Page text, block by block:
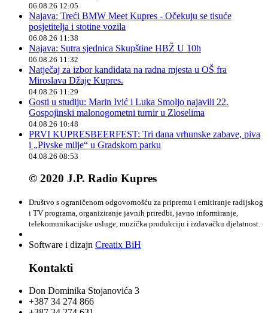
06.08.26 12:05
Najava: Treći BMW Meet Kupres - Očekuju se tisuće
posjetitelja i stotine vozila
06.08.26 11:38
Najava: Sutra sjednica Skupštine HBŽ U 10h
06.08.26 11:32
Natječaj za izbor kandidata na radna mjesta u OŠ fra
Miroslava Džaje Kupres.
04.08.26 11:29
Gosti u studiju: Marin Ivić i Luka Smoljo najavili 22.
Gospojinski malonogometni turnir u Zloselima
04.08.26 10:48
PRVI KUPRESBEERFEST: Tri dana vrhunske zabave, piva
i „Pivske milje“ u Gradskom parku
04.08.26 08:53
© 2020 J.P. Radio Kupres
Društvo s ograničenom odgovornošću za pripremu i emitiranje radijskog
i TV programa, organiziranje javnih priredbi, javno informiranje,
telekomunikacijske usluge, muzička produkciju i izdavačku djelatnost.
Software i dizajn Creatix BiH
Kontakti
Don Dominika Stojanovića 3
+387 34 274 866